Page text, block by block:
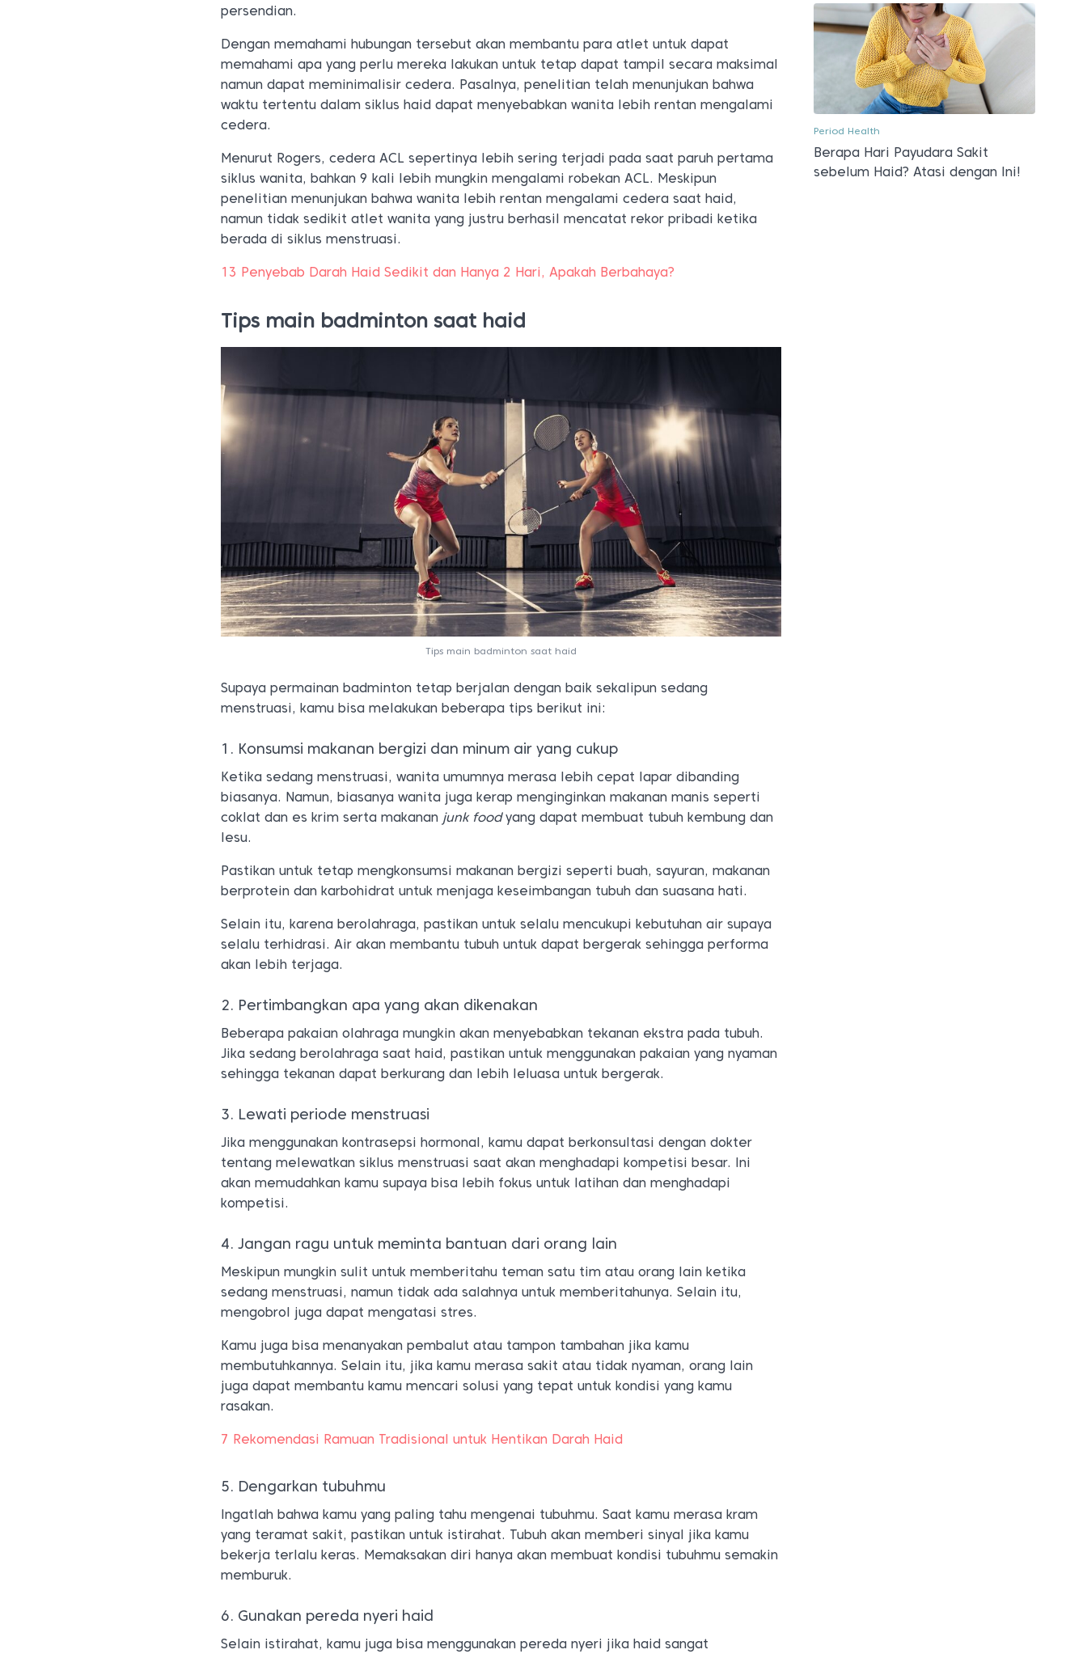
persendian.
Dengan memahami hubungan tersebut akan membantu para atlet untuk dapat
memahami apa yang perlu mereka lakukan untuk tetap dapat tampil secara maksimal
namun dapat meminimalisir cedera. Pasalnya, penelitian telah menunjukan bahwa
waktu tertentu dalam siklus haid dapat menyebabkan wanita lebih rentan mengalami
cedera.
Menurut Rogers, cedera ACL sepertinya lebih sering terjadi pada saat paruh pertama
siklus wanita, bahkan 9 kali lebih mungkin mengalami robekan ACL. Meskipun
penelitian menunjukan bahwa wanita lebih rentan mengalami cedera saat haid,
namun tidak sedikit atlet wanita yang justru berhasil mencatat rekor pribadi ketika
berada di siklus menstruasi.
13 Penyebab Darah Haid Sedikit dan Hanya 2 Hari, Apakah Berbahaya?
Tips main badminton saat haid
Tips main badminton saat haid
Supaya permainan badminton tetap berjalan dengan baik sekalipun sedang
menstruasi, kamu bisa melakukan beberapa tips berikut ini:
1. Konsumsi makanan bergizi dan minum air yang cukup
Ketika sedang menstruasi, wanita umumnya merasa lebih cepat lapar dibanding
biasanya. Namun, biasanya wanita juga kerap menginginkan makanan manis seperti
coklat dan es krim serta makanan junk foodyang dapat membuat tubuh kembung dan
lesu.
Pastikan untuk tetap mengkonsumsi makanan bergizi seperti buah, sayuran, makanan
berprotein dan karbohidrat untuk menjaga keseimbangan tubuh dan suasana hati.
Selain itu, karena berolahraga, pastikan untuk selalu mencukupi kebutuhan air supaya
selalu terhidrasi. Air akan membantu tubuh untuk dapat bergerak sehingga performa
akan lebih terjaga.
2. Pertimbangkan apa yang akan dikenakan
Beberapa pakaian olahraga mungkin akan menyebabkan tekanan ekstra pada tubuh.
Jika sedang berolahraga saat haid, pastikan untuk menggunakan pakaian yang nyaman
sehingga tekanan dapat berkurang dan lebih leluasa untuk bergerak.
3. Lewati periode menstruasi
Jika menggunakan kontrasepsi hormonal, kamu dapat berkonsultasi dengan dokter
tentang melewatkan siklus menstruasi saat akan menghadapi kompetisi besar. Ini
akan memudahkan kamu supaya bisa lebih fokus untuk latihan dan menghadapi
kompetisi.
4. Jangan ragu untuk meminta bantuan dari orang lain
Meskipun mungkin sulit untuk memberitahu teman satu tim atau orang lain ketika
sedang menstruasi, namun tidak ada salahnya untuk memberitahunya. Selain itu,
mengobrol juga dapat mengatasi stres.
Kamu juga bisa menanyakan pembalut atau tampon tambahan jika kamu
membutuhkannya. Selain itu, jika kamu merasa sakit atau tidak nyaman, orang lain
juga dapat membantu kamu mencari solusi yang tepat untuk kondisi yang kamu
rasakan.
7 Rekomendasi Ramuan Tradisional untuk Hentikan Darah Haid
5. Dengarkan tubuhmu
Ingatlah bahwa kamu yang paling tahu mengenai tubuhmu. Saat kamu merasa kram
yang teramat sakit, pastikan untuk istirahat. Tubuh akan memberi sinyal jika kamu
bekerja terlalu keras. Memaksakan diri hanya akan membuat kondisi tubuhmu semakin
memburuk.
6. Gunakan pereda nyeri haid
Selain istirahat, kamu juga bisa menggunakan pereda nyeri jika haid sangat
Period Health
Berapa Hari Payudara Sakit
sebelum Haid? Atasi dengan Ini!